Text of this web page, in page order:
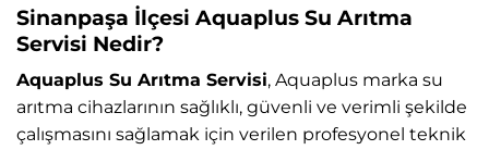
Sinanpaşa İlçesi Aquaplus Su Arıtma
Servisi Nedir?
Aquaplus Su Arıtma Servisi, Aquaplus marka su
arıtma cihazlarının sağlıklı, güvenli ve verimli şekilde
çalışmasını sağlamak için verilen profesyonel teknik